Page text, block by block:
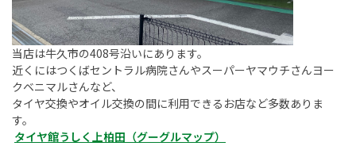
当店は牛久市の408号沿いにあります。
近くにはつくばセントラル病院さんやスーパーヤマウチさんヨー
クベニマルさんなど、
タイヤ交換やオイル交換の間に利用できるお店など多数ありま
す。
タイヤ館うしく上柏田（グーグルマップ）